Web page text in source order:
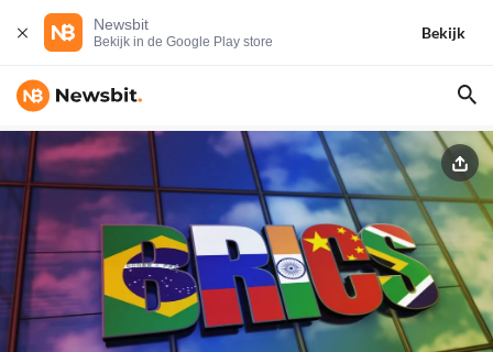
Newsbit
Bekijk in de Google Play store
Bekijk